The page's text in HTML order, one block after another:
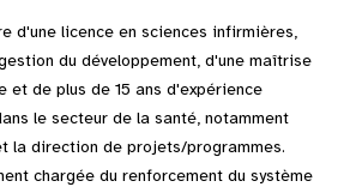
d'une licence en sciences infirmières,
du développement, d'une maîtrise
et de plus de 15 ans d'expérience
le secteur de la santé, notamment
la direction de projets/programmes.
chargée du renforcement du système